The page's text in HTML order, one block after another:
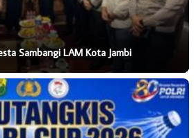
Sambangi LAM Kota Jambi